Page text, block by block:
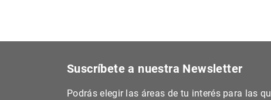
Suscríbete a nuestra Newsletter
Podrás elegir las áreas de tu interés para las